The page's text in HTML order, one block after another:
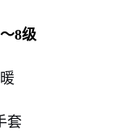
8级
套